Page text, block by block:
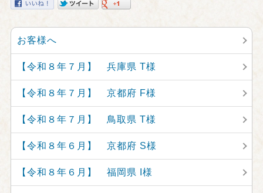
お客様へ
【令和８年７月】 兵庫県 T様
【令和８年７月】 京都府 F様
【令和８年７月】 鳥取県 T様
【令和８年６月】 京都府 S様
【令和８年６月】 福岡県 I様